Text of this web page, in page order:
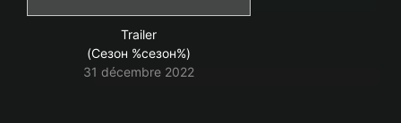
Trailer
(Сезон %сезон%)
31 décembre 2022